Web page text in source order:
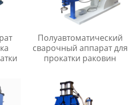
Полуавтоматический
сварочный аппарат для
прокатки раковин